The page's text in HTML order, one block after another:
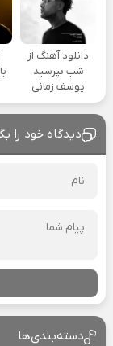
دانلود آهنگ از
شب بپرسید
یوسف زمانی
دیدگاه خود را
دسته‌بندی‌ها